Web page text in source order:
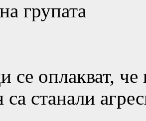
групата
се оплакват,
станали